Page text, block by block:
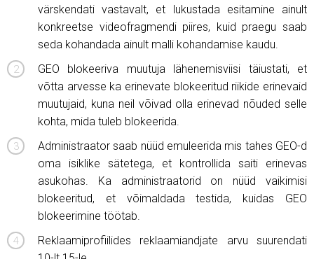
värskendati vastavalt, et lukustada esitamine ainult
konkreetse videofragmendi piires, kuid praegu saab
seda kohandada ainult malli kohandamise kaudu.
GEO blokeeriva muutuja lähenemisviisi täiustati, et
võtta arvesse ka erinevate blokeeritud riikide erinevaid
muutujaid, kuna neil võivad olla erinevad nõuded selle
kohta, mida tuleb blokeerida.
Administraator saab nüüd emuleerida mis tahes GEO-d
oma isiklike sätetega, et kontrollida saiti erinevas
asukohas. Ka administraatorid on nüüd vaikimisi
blokeeritud, et võimaldada testida, kuidas GEO
blokeerimine töötab.
Reklaamiprofiilides reklaamiandjate arvu suurendati